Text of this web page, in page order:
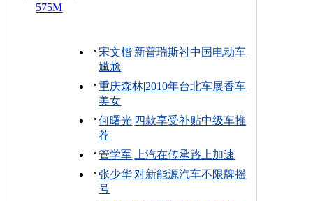
575M
宋文楷|新普瑞斯衬中国电动车
尴尬
重庆森林|2010年台北车展香车
美女
何曙光| 四款享受补贴中级车推
荐
管学军| 上汽在传承路上加速
张少华|对新能源汽车不限牌摇
号